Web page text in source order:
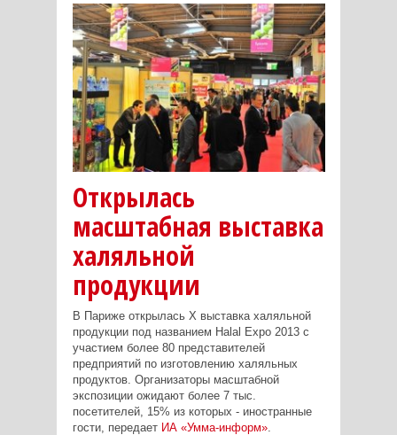
Открылась
масштабная выставка
халяльной
продукции
В Париже открылась X выставка халяльной
продукции под названием Halal Expo 2013 с
участием более 80 представителей
предприятий по изготовлению халяльных
продуктов. Организаторы масштабной
экспозиции ожидают более 7 тыс.
посетителей, 15% из которых - иностранные
гости, передает ИА «Умма-информ».